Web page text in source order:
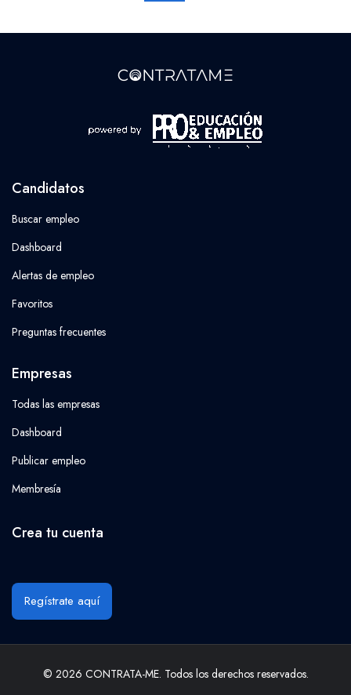
Candidatos
Buscar empleo
Dashboard
Alertas de empleo
Favoritos
Preguntas frecuentes
Empresas
Todas las empresas
Dashboard
Publicar empleo
Membresía
Crea tu cuenta
Regístrate aquí
© 2026 CONTRATA-ME. Todos los derechos reservados.